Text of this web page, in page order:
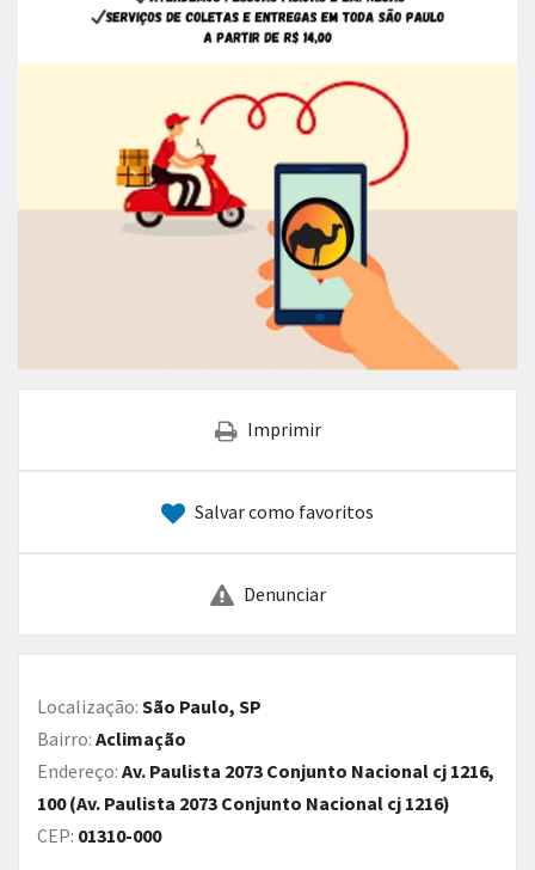
Imprimir
Salvar como favoritos
Denunciar
Localização: São Paulo, SP
Bairro: Aclimação
Endereço: Av. Paulista 2073 Conjunto Nacional cj 1216,
100 (Av. Paulista 2073 Conjunto Nacional cj 1216)
CEP: 01310-000